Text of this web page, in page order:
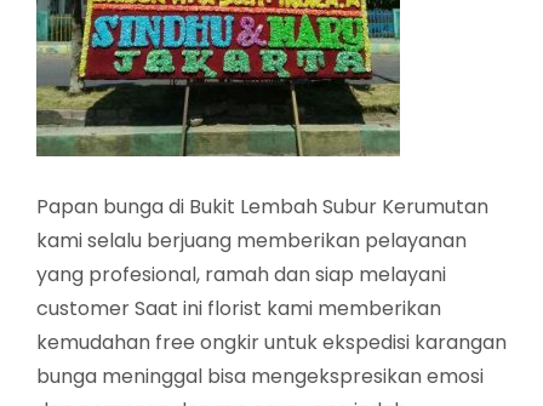
Papan bunga di Bukit Lembah Subur Kerumutan
kami selalu berjuang memberikan pelayanan
yang profesional, ramah dan siap melayani
customer Saat ini florist kami memberikan
kemudahan free ongkir untuk ekspedisi karangan
bunga meninggal bisa mengekspresikan emosi